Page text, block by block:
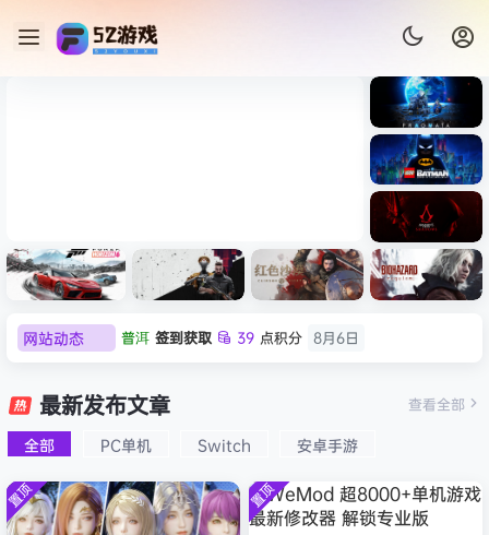
Light ）免安装中文版
《识质存
在/PRAG
MATA》
免安装中
文版
《乐高蝙
蝠侠：黑
暗骑士之
Dark
Creed
拟机
速：地平
线
6（Forza
Horizon
6）免安装
中文版
心/Atomi
c
Heart》
文版
n Desert
HYPERVI
SOR）免
安装中文
版
9：安魂
Requiem
）免安装
中文版
网站动态 普洱 签到获取 39 点积分
8月6日
欢迎c***s
欢迎
加入本站
8月6日
欢迎1******4 加入本站 8月5日
l***g 签到获取 28 点积分 8月5日
最新发布文章
全部 PC单机 Switch 安卓手游
查看全部
置顶 置顶